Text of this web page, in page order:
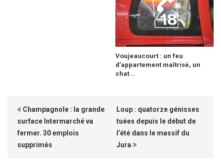
Voujeaucourt : un feu
d’appartement maîtrisé, un
chat...
Champagnole : la grande
surface Intermarché va
fermer. 30 emplois
supprimés
Loup : quatorze génisses
tuées depuis le début de
l’été dans le massif du
Jura